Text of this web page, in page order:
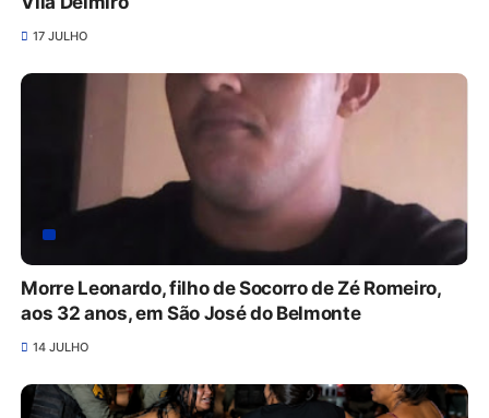
17 JULHO
Morre Leonardo, filho de Socorro de Zé Romeiro,
aos 32 anos, em São José do Belmonte
14 JULHO